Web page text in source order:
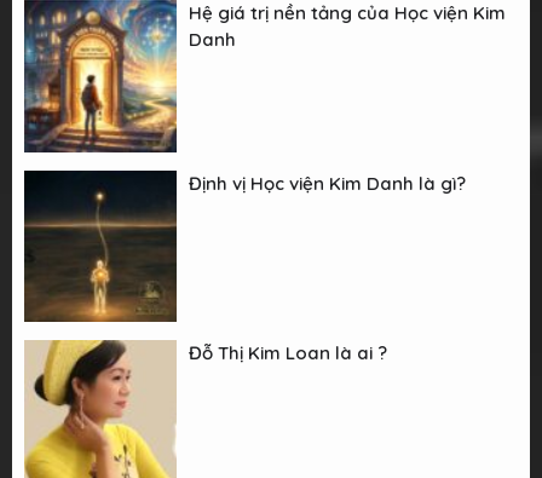
Hệ giá trị nền tảng của Học viện Kim
Danh
Định vị Học viện Kim Danh là gì?
Đỗ Thị Kim Loan là ai ?